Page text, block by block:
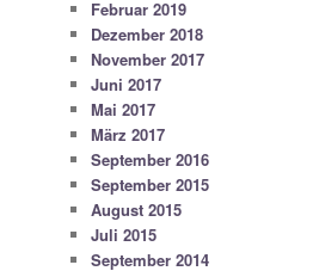
Februar 2019
Dezember 2018
November 2017
Juni 2017
Mai 2017
März 2017
September 2016
September 2015
August 2015
Juli 2015
September 2014